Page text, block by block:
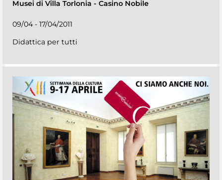
Musei di Villa Torlonia - Casino Nobile
09/04 - 17/04/2011
Didattica per tutti